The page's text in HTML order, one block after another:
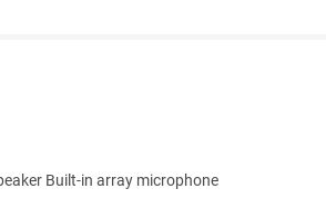
Built-in array microphone